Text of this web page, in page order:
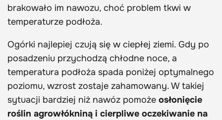
brakowało im nawozu, choć problem tkwi w
temperaturze podłoża.
Ogórki najlepiej czują się w ciepłej ziemi. Gdy po
posadzeniu przychodzą chłodne noce, a
temperatura podłoża spada poniżej optymalnego
poziomu, wzrost zostaje zahamowany. W takiej
sytuacji bardziej niż nawóz pomoże osłonięcie
roślin agrowłókniną i cierpliwe oczekiwanie na